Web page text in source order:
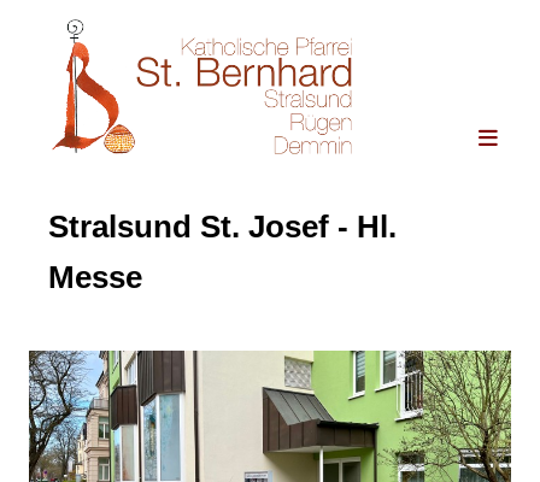
Stralsund St. Josef - Hl.
Messe